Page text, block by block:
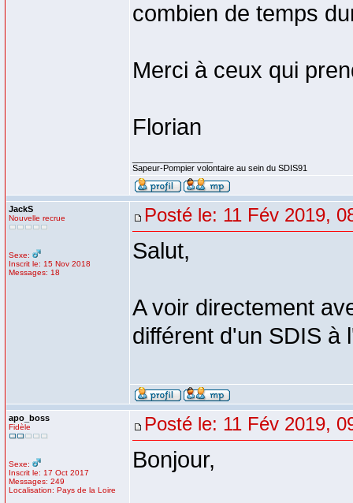
combien de temps
Merci à ceux qui
Florian
Sapeur-Pompier volontaire au sein du SDIS91
JackS
Nouvelle recrue
Sexe:
Inscrit le: 15 Nov 2018
Messages: 18
Posté le: 11 Fév 2019,
Salut,
A voir directement
différent d'un SDIS à
apo_boss
Fidèle
Sexe:
Inscrit le: 17 Oct 2017
Messages: 249
Localisation: Pays de la Loire
Posté le: 11 Fév 2019,
Bonjour,